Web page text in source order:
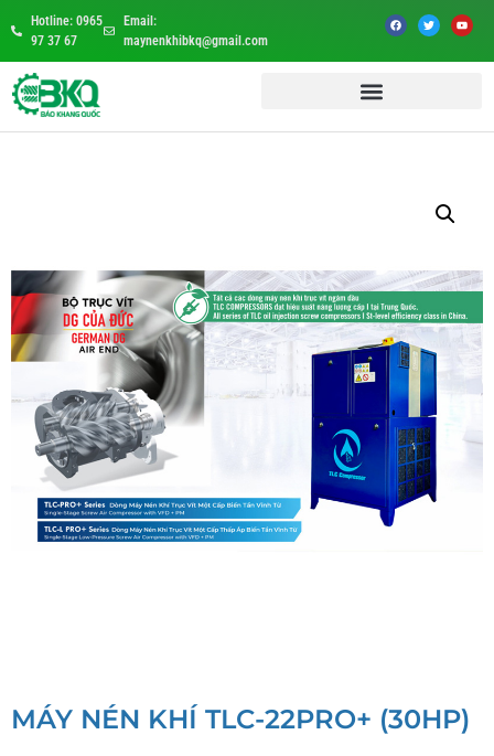
Hotline: 0965
97 37 67
Email:
maynenkhibkq@gmail.com
MÁY NÉN KHÍ TLC-22PRO+ (30HP)